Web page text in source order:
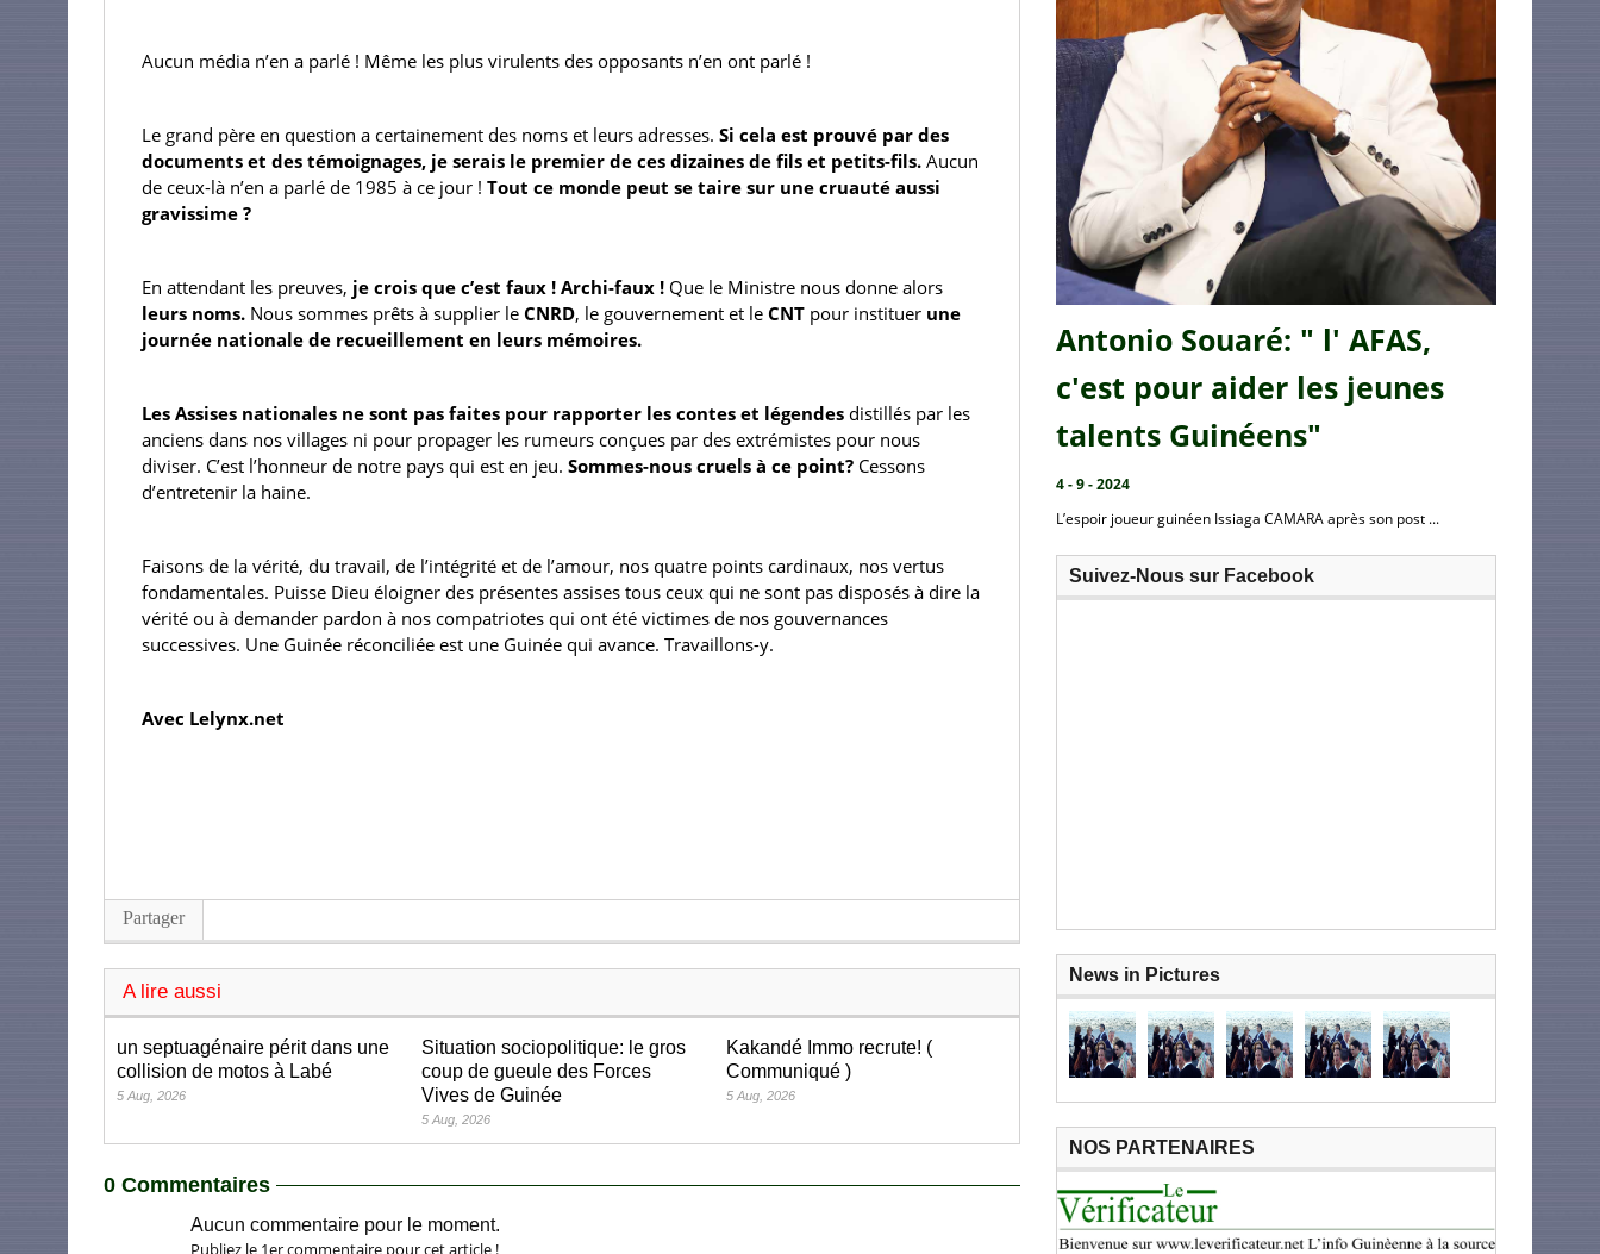
Aucun média n’en a parlé ! Même les plus virulents des opposants n’en ont parlé !
Le grand père en question a certainement des noms et leurs adresses. Si cela est prouvé par des
documents et des témoignages, je serais le premier de ces dizaines de fils et petits-fils. Aucun
de ceux-là n’en a parlé de 1985 à ce jour ! Tout ce monde peut se taire sur une cruauté aussi
gravissime ?
En attendant les preuves, je crois que c’est faux ! Archi-faux ! Que le Ministre nous donne alors
leurs noms. Nous sommes prêts à supplier le CNRD, le gouvernement et le CNT pour instituer une
journée nationale de recueillement en leurs mémoires.
Les Assises nationales ne sont pas faites pour rapporter les contes et légendes distillés par les
anciens dans nos villages ni pour propager les rumeurs conçues par des extrémistes pour nous
diviser. C’est l’honneur de notre pays qui est en jeu. Sommes-nous cruels à ce point? Cessons
d’entretenir la haine.
Faisons de la vérité, du travail, de l’intégrité et de l’amour, nos quatre points cardinaux, nos vertus
fondamentales. Puisse Dieu éloigner des présentes assises tous ceux qui ne sont pas disposés à dire la
vérité ou à demander pardon à nos compatriotes qui ont été victimes de nos gouvernances
successives. Une Guinée réconciliée est une Guinée qui avance. Travaillons-y.
Avec Lelynx.net
Partager
A lire aussi
un septuagénaire périt dans une
collision de motos à Labé
5 Aug, 2026
Situation sociopolitique: le gros
coup de gueule des Forces
Vives de Guinée
5 Aug, 2026
Kakandé Immo recrute! (
Communiqué )
5 Aug, 2026
0 Commentaires
Aucun commentaire pour le moment.
Publiez le 1er commentaire pour cet article !
Antonio Souaré: " l' AFAS,
c'est pour aider les jeunes
talents Guinéens"
4 - 9 - 2024
L’espoir joueur guinéen Issiaga CAMARA après son post ...
Suivez-Nous sur Facebook
News in Pictures
NOS PARTENAIRES